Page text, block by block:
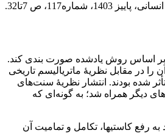
ص 7تا32.
بر اساس روش یادشده صورت بندی کند‌‌‌‌.
تبیین کرد‌‌‌‌. وی نظریۀ سنت‌‌های تاریخی در قرآن را در مقابل نظریۀ‌ ماتریالیسم‌ تاریخی
شده بودند‌‌‌‌. انتشار نظریۀ سنت‌‌های
ایران و کشورهای دیگر همراه شد‌‌‌‌؛ به گونه‌‌‌‌‌‌ای که‌
رفع‌ کاستیها‌‌‌‌‌، تکامل و تمامیت آن